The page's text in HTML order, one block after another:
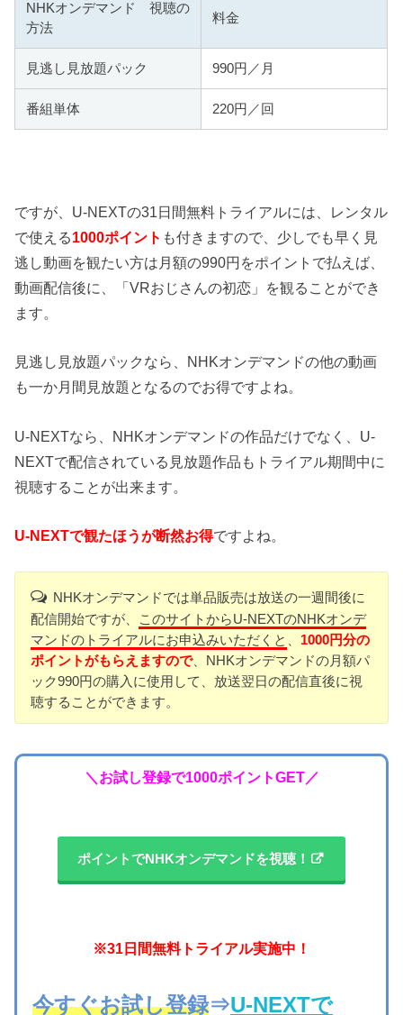
NHKオンデマンド 視聴の
方法
料金
見逃し見放題パック 990円／月
番組単体 220円／回
ですが、U-NEXTの31日間無料トライアルには、レンタル
で使える1000ポイント も付きますので、少しでも早く見
逃し動画を観たい方は月額の990円をポイントで払えば、
動画配信後に、「VRおじさんの初恋」を観ることができ
ます。
見逃し見放題パックなら、NHKオンデマンドの他の動画
も一か月間見放題となるのでお得ですよね。
U-NEXTなら、NHKオンデマンドの作品だけでなく、U-
NEXTで配信されている見放題作品もトライアル期間中に
視聴することが出来ます。
U-NEXTで観たほうが断然お得ですよね。
NHKオンデマンドでは単品販売は放送の一週間後に
配信開始ですが、
このサイトからU-NEXTのNHKオンデ
マンドのトライアルにお申込みいただくと
1000円分の
ポイントがもらえますので、NHKオンデマンドの月額パ
ック990円の購入に使用して、放送翌日の配信直後に視
聴することができます。
＼お試し登録で1000ポイントGET／
ポイントでNHKオンデマンドを視聴！
※31日間無料トライアル実施中！
今すぐお試し登録⇒U-NEXTで